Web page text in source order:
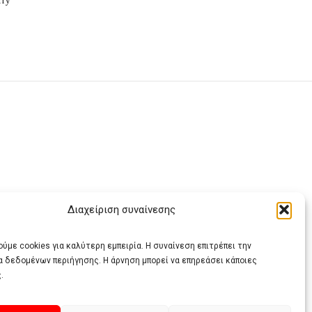
Διαχείριση συναίνεσης
cookies για καλύτερη εμπειρία. Η συναίνεση επιτρέπει την
δεδομένων περιήγησης. Η άρνηση μπορεί να επηρεάσει κάποιες